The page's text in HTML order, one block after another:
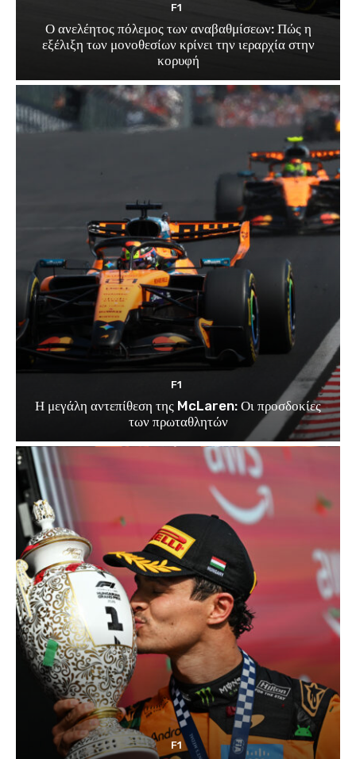
F1
Ο ανελέητος πόλεμος των αναβαθμίσεων: Πώς η
εξέλιξη των μονοθεσίων κρίνει την ιεραρχία στην
κορυφή
F1
Η μεγάλη αντεπίθεση της McLaren: Οι προσδοκίες
των πρωταθλητών
F1